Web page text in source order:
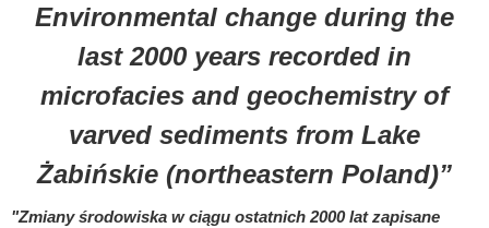
Environmental change during the
last 2000 years recorded in
microfacies and geochemistry of
varved sediments from Lake
Żabińskie (northeastern Poland)”
"Zmiany środowiska w ciągu ostatnich 2000 lat zapisane